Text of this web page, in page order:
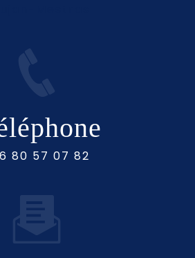
06 80 57 07 82